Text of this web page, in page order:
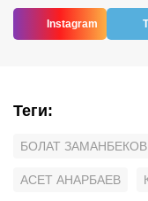
Instagram
Теги:
БОЛАТ ЗАМАНБЕКОВ
АСЕТ АНАРБАЕВ